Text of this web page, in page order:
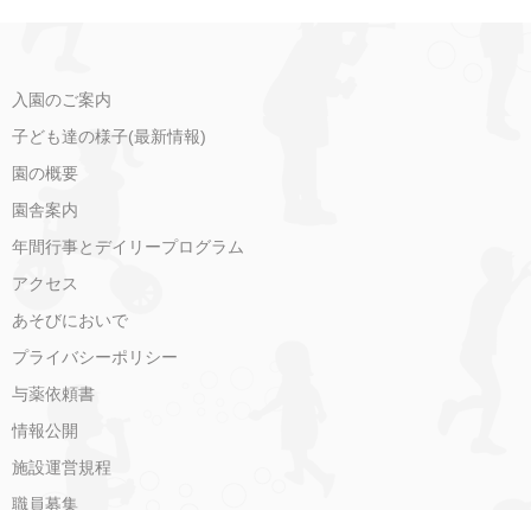
入園のご案内
子ども達の様子(最新情報)
園の概要
園舎案内
年間行事とデイリープログラム
アクセス
あそびにおいで
プライバシーポリシー
与薬依頼書
情報公開
施設運営規程
職員募集